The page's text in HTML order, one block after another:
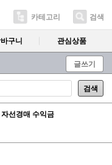
카테고리 검색
구니 관심상품
글쓰기
검색
선경매 수익금